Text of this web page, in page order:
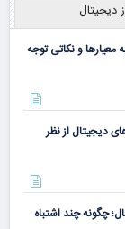
دیجیتال
و نکاتی توجه
دیجیتال از نظر
چگونه چند اشتباه